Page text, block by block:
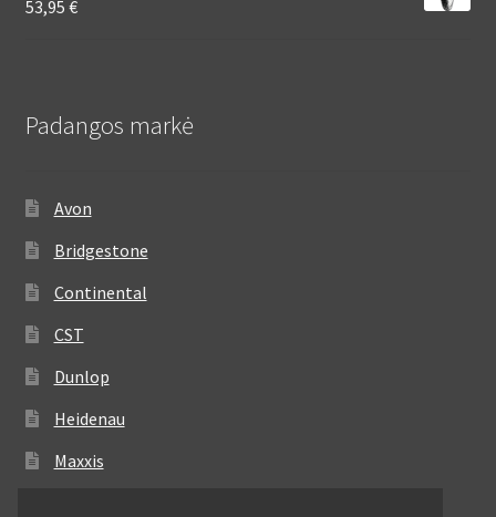
53,95 €
Padangos markė
Avon
Bridgestone
Continental
CST
Dunlop
Heidenau
Maxxis